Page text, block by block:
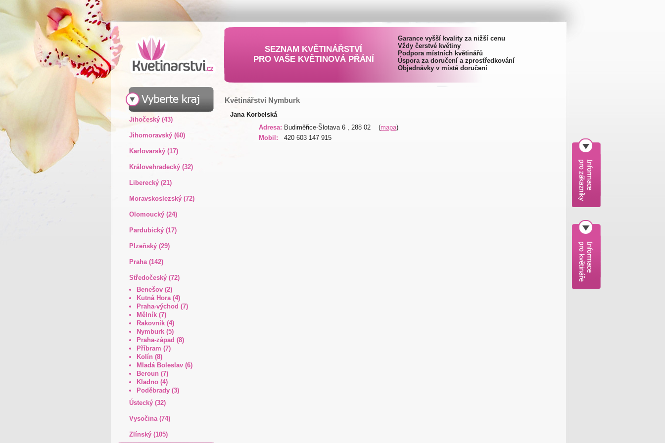
SEZNAM KVĚTINÁŘSTVÍ
PRO VAŠE KVĚTINOVÁ PŘÁNÍ
Garance vyšší kvality za nižší cenu
Vždy čerstvé květiny
Podpora místních květinářů
Úspora za doručení a zprostředkování
Objednávky v místě doručení
Jihočeský (43)
Jihomoravský (60)
Karlovarský (17)
Královehradecký (32)
Liberecký (21)
Moravskoslezský (72)
Olomoucký (24)
Pardubický (17)
Plzeňský (29)
Praha (142)
Středočeský (72)
Benešov (2)
Kutná Hora (4)
Praha-východ (7)
Mělník (7)
Rakovník (4)
Nymburk (5)
Praha-západ (8)
Příbram (7)
Kolín (8)
Mladá Boleslav (6)
Beroun (7)
Kladno (4)
Poděbrady (3)
Ústecký (32)
Vysočina (74)
Zlínský (105)
Květinářství Nymburk
Jana Korbelská
Adresa: Budiměřice-Šlotava 6 , 288 02 (mapa)
Mobil:
420 603 147 915